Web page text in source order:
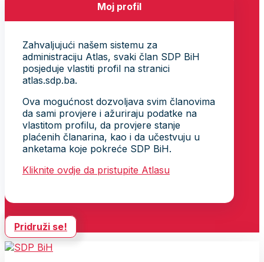
Moj profil
Zahvaljujući našem sistemu za
administraciju Atlas, svaki član SDP BiH
posjeduje vlastiti profil na stranici
atlas.sdp.ba.
Ova mogućnost dozvoljava svim članovima
da sami provjere i ažuriraju podatke na
vlastitom profilu, da provjere stanje
plaćenih članarina, kao i da učestvuju u
anketama koje pokreće SDP BiH.
Kliknite ovdje da pristupite Atlasu
Pridruži se!